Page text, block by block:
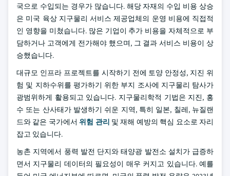
국으로 수입되는 경우가 많습니다. 해당 자재의 수입 비용 상승
은 미국 육상 지구물리 서비스 제공업체의 운영 비용에 직접적
인 영향을 미쳤습니다. 많은 기업이 추가 비용을 자체적으로 부
담하거나 고객에게 전가해야 했으며, 그 결과 서비스 비용이 상
승했습니다.
대규모 인프라 프로젝트를 시작하기 전에 토양 안정성, 지진 위
험 및 지하수위를 평가하기 위한 부지 조사에 지구물리 탐사가
광범위하게 활용되고 있습니다. 지구물리학적 기법은 지진, 홍
수 또는 산사태가 발생하기 쉬운 지역, 특히 일본, 칠레, 뉴질랜
드와 같은 국가에서 위험 관리 및 재해 예방의 핵심 요소로 자리
잡고 있습니다.
농촌 지역에서 풍력 발전 단지와 태양광 발전소 설치가 급증하
면서 지구물리 데이터의 필요성이 매우 커지고 있습니다. 예를